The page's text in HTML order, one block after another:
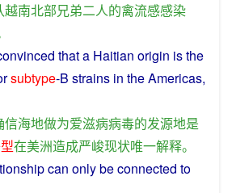
越南北部兄弟二人的禽流感感染
that a Haitian origin is the
subtype-B strains in theAmericas,
信海地做为爱滋病病毒的发源地是
型在美洲造成严峻现状唯一解释。
can onlybeconnected to